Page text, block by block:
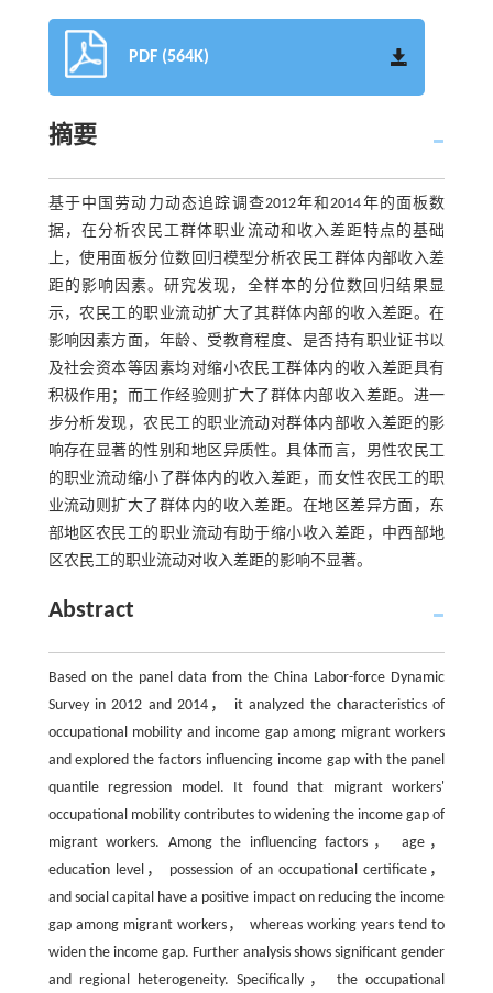
PDF (564K)
摘要
基于中国劳动力动态追踪调查2012年和2014年的面板数
据，在分析农民工群体职业流动和收入差距特点的基础
上，使用面板分位数回归模型分析农民工群体内部收入差
距的影响因素。研究发现，全样本的分位数回归结果显
示，农民工的职业流动扩大了其群体内部的收入差距。在
影响因素方面，年龄、受教育程度、是否持有职业证书以
及社会资本等因素均对缩小农民工群体内的收入差距具有
积极作用；而工作经验则扩大了群体内部收入差距。进一
步分析发现，农民工的职业流动对群体内部收入差距的影
响存在显著的性别和地区异质性。具体而言，男性农民工
的职业流动缩小了群体内的收入差距，而女性农民工的职
业流动则扩大了群体内的收入差距。在地区差异方面，东
部地区农民工的职业流动有助于缩小收入差距，中西部地
区农民工的职业流动对收入差距的影响不显著。
Abstract
Based on the panel data from the China Labor-force Dynamic
Survey in 2012 and 2014， it analyzed the characteristics of
occupational mobility and income gap among migrant workers
and explored the factors influencing income gap with the panel
quantile regression model. It found that migrant workers'
occupational mobility contributes to widening the income gap of
migrant workers. Among the influencing factors， age，
education level， possession of an occupational certificate，
and social capital have a positive impact on reducing the income
gap among migrant workers， whereas working years tend to
widen the income gap. Further analysis shows significant gender
and regional heterogeneity. Specifically， the occupational